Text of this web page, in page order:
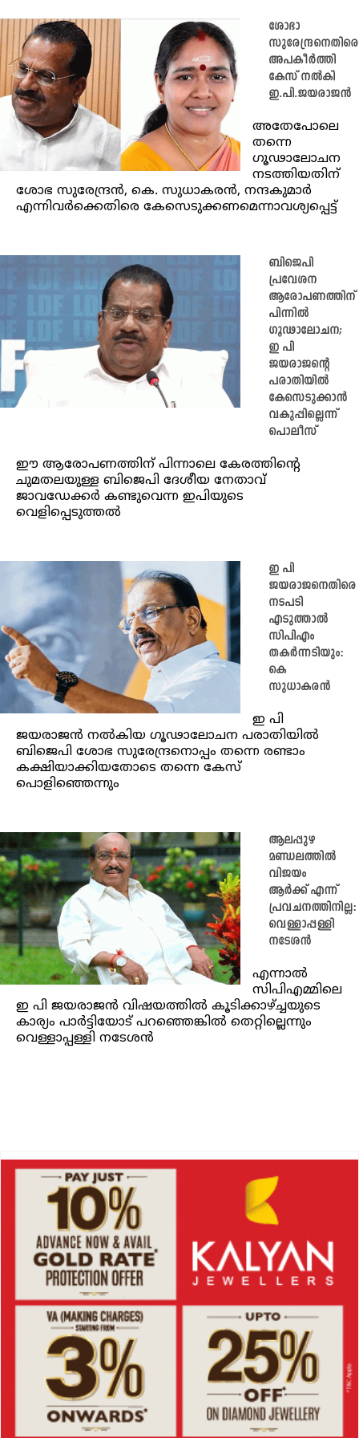
ശോഭാ
സുരേന്ദ്രനെതിരെ
അപകീർത്തി
കേസ് നൽകി
ഇ.പി.ജയരാജൻ
അതേപോലെ
തന്നെ
ഗൂഢാലോചന
നടത്തിയതിന്
ശോഭ സുരേന്ദ്രൻ, കെ. സുധാകരൻ, നന്ദകുമാർ
എന്നിവർക്കെതിരെ കേസെടുക്കണമെന്നാവശ്യപ്പെട്ട്
ബിജെപി
പ്രവേശന
ആരോപണത്തിന്
പിന്നിൽ
ഗൂഢാലോചന;
ഇ പി
ജയരാജന്റെ
പരാതിയിൽ
കേസെടുക്കാൻ
വകുപ്പില്ലെന്ന്
പൊലീസ്
ഈ ആരോപണത്തിന് പിന്നാലെ കേരത്തിന്റെ
ചുമതലയുള്ള ബിജെപി ദേശീയ നേതാവ്
ജാവഡേക്കർ കണ്ടുവെന്ന ഇപിയുടെ
വെളിപ്പെടുത്തൽ
ഇ പി
ജയരാജനെതിരെ
നടപടി
എടുത്താൽ
സിപിഎം
തകർന്നടിയും:
കെ
സുധാകരൻ
ഇ പി
ജയരാജൻ നൽകിയ ഗൂഢാലോചന പരാതിയിൽ
ബിജെപി ശോഭ സുരേന്ദ്രനൊപ്പം തന്നെ രണ്ടാം
കക്ഷിയാക്കിയതോടെ തന്നെ കേസ്
പൊളിഞ്ഞെന്നും
ആലപ്പുഴ
മണ്ഡലത്തില്‍
വിജയം
ആർക്ക് എന്ന്
പ്രവചനത്തിനില്ല:
വെള്ളാപ്പള്ളി
നടേശന്‍
എന്നാൽ
സിപിഎമ്മിലെ
ഇ പി ജയരാജന്‍ വിഷയത്തില്‍ കൂടിക്കാഴ്ച്ചയുടെ
കാര്യം പാര്‍ട്ടിയോട് പറഞ്ഞെങ്കില്‍ തെറ്റില്ലെന്നും
വെള്ളാപ്പള്ളി നടേശന്‍